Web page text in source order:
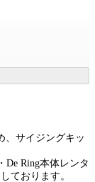
、サイジングキッ
De Ring本体レンタ
ております。